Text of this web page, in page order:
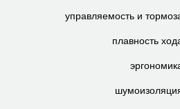
управляемость и
плавность